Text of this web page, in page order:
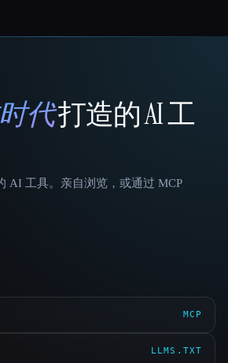
代打造的 AI 工
AI 工具。亲自浏览，或通过 MCP
MCP
LLMS.TXT